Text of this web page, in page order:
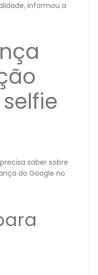
informou a
saber sobre
do Google no